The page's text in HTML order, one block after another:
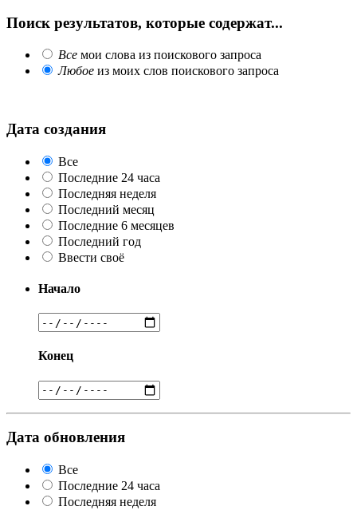
Поиск результатов, которые содержат...
Все мои слова из поискового запроса
Любое из моих слов поискового запроса
Дата создания
Все
Последние 24 часа
Последняя неделя
Последний месяц
Последние 6 месяцев
Последний год
Ввести своё
Начало
Конец
Дата обновления
Все
Последние 24 часа
Последняя неделя